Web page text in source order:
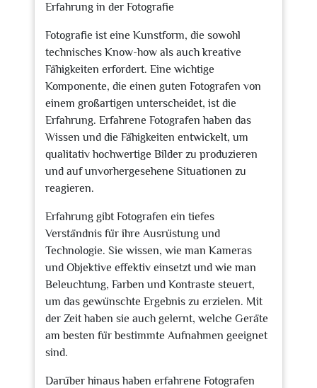
Erfahrung in der Fotografie
Fotografie ist eine Kunstform, die sowohl
technisches Know-how als auch kreative
Fähigkeiten erfordert. Eine wichtige
Komponente, die einen guten Fotografen von
einem großartigen unterscheidet, ist die
Erfahrung. Erfahrene Fotografen haben das
Wissen und die Fähigkeiten entwickelt, um
qualitativ hochwertige Bilder zu produzieren
und auf unvorhergesehene Situationen zu
reagieren.
Erfahrung gibt Fotografen ein tiefes
Verständnis für ihre Ausrüstung und
Technologie. Sie wissen, wie man Kameras
und Objektive effektiv einsetzt und wie man
Beleuchtung, Farben und Kontraste steuert,
um das gewünschte Ergebnis zu erzielen. Mit
der Zeit haben sie auch gelernt, welche Geräte
am besten für bestimmte Aufnahmen geeignet
sind.
Darüber hinaus haben erfahrene Fotografen